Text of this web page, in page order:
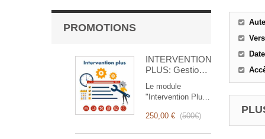
PROMOTIONS
INTERVENTION
PLUS: Gestion
Interventions
Le module
"Intervention Plus"
révolutionnaire qui
250,00 € (500€)